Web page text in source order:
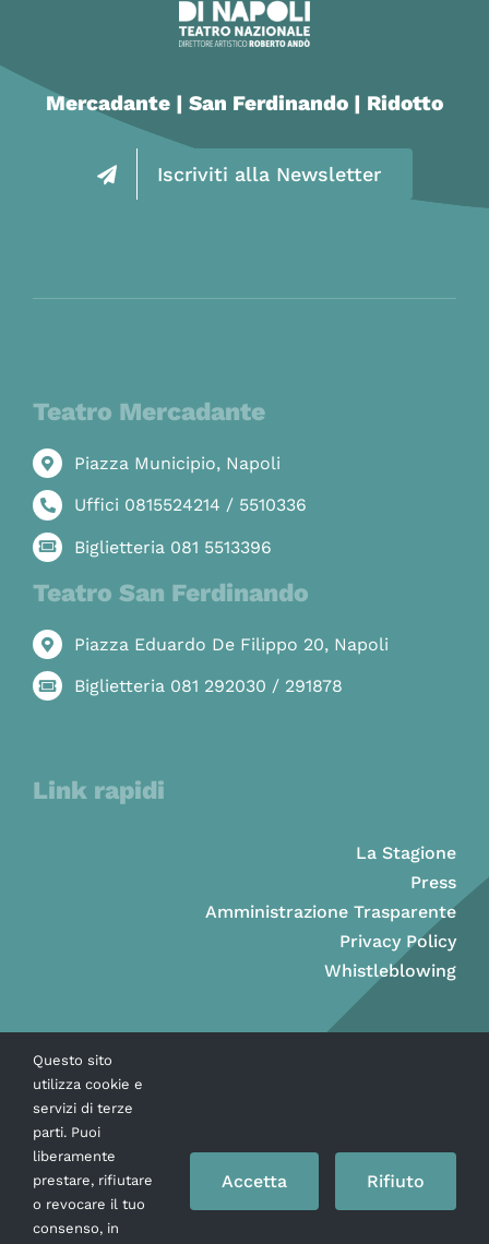
Mercadante | San Ferdinando | Ridotto
Iscriviti alla Newsletter
Teatro Mercadante
Piazza Municipio, Napoli
Uffici 0815524214 / 5510336
Biglietteria 081 5513396
Teatro San Ferdinando
Piazza Eduardo De Filippo 20, Napoli
Biglietteria 081 292030 / 291878
Link rapidi
La Stagione
Press
Amministrazione Trasparente
Privacy Policy
Whistleblowing
Questo sito
utilizza cookie e
servizi di terze
parti. Puoi
liberamente
prestare, rifiutare
o revocare il tuo
consenso, in
Accetta Rifiuto